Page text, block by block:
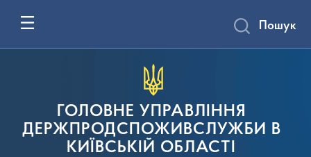
ГОЛОВНЕ УПРАВЛІННЯ
ДЕРЖПРОДСПОЖИВСЛУЖБИ В
КИЇВСЬКІЙ ОБЛАСТІ
Пошук